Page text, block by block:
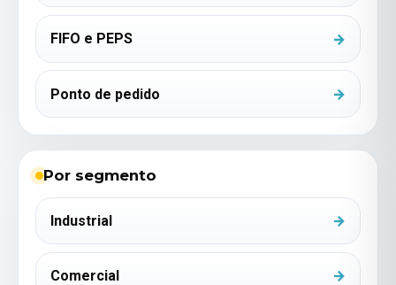
FIFO e PEPS
Ponto de pedido
Por segmento
Industrial
Comercial